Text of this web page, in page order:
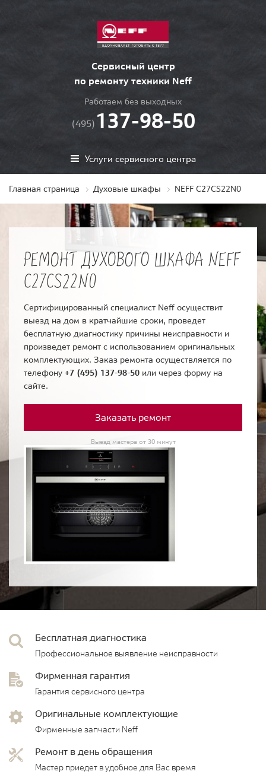
Сервисный центр
по ремонту техники Neff
Работаем без выходных
(495) 137-98-50
Услуги сервисного центра
Главная страница Духовые шкафы NEFF C27CS22N0
РЕМОНТ ДУХОВОГО ШКАФА NEFF
C27CS22N0
Сертифицированный специалист Neff осуществит
выезд на дом в кратчайшие сроки, проведет
бесплатную диагностику причины неисправности и
произведет ремонт с использованием оригинальных
комплектующих. Заказ ремонта осуществляется по
телефону +7 (495) 137-98-50 или через форму на
сайте.
Заказать ремонт
Выезд мастера от 30 минут
Бесплатная диагностика
Профессиональное выявление неисправности
Фирменная гарантия
Гарантия сервисного центра
Оригинальные комплектующие
Фирменные запчасти Neff
Ремонт в день обращения
Мастер приедет в удобное для Вас время